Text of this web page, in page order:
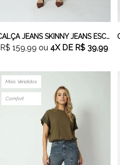
CALÇA JEANS SKINNY JEANS ESCURO
R$ 159,99 ou 4XDE R$ 39,99
Mais Vendidos
Comfort